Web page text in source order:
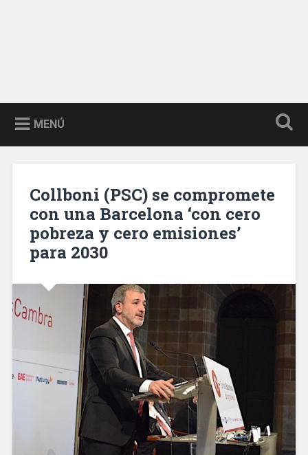
MENÚ
Collboni (PSC) se compromete
con una Barcelona ‘con cero
pobreza y cero emisiones’
para 2030